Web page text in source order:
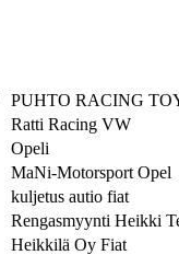
PUHTO RACING
Ratti Racing VW
Opeli
MaNi-Motorsport Opel
kuljetus autio fiat
Rengasmyynti Heikki
Heikkilä Oy Fiat